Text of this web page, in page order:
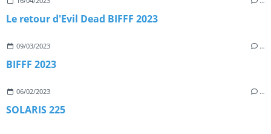
Le retour d'Evil Dead BIFFF 2023
09/03/2023 …
BIFFF 2023
06/02/2023 …
SOLARIS 225